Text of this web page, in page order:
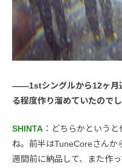
――1stシングルから12ヶ月
る程度作り溜めていたのでし
SHINTA ：どちらかという
ね。前半はTuneCoreさんか
週間前に納品して、また作